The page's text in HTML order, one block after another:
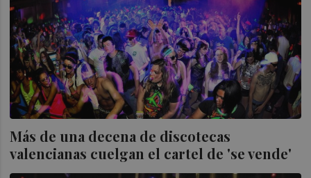
Más de una decena de discotecas
valencianas cuelgan el cartel de 'se vende'